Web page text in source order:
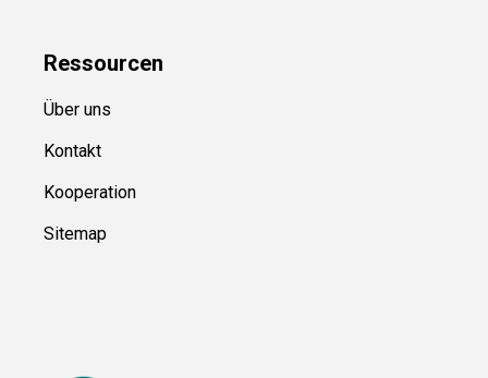
Ressourcen
Über uns
Kontakt
Kooperation
Sitemap